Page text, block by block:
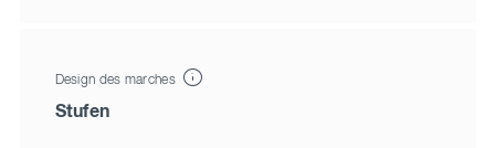
Design des marches
Stufen